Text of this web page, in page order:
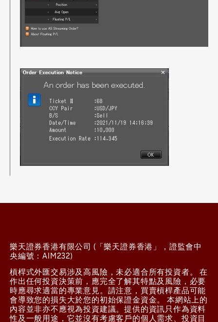
樂天證券香港有限公司 (「樂天證券香港」，證監會中
央編號：AIM232)
槓桿式外匯交易涉及高風險，未必適合所有投資者。 在
作出任何投資決策前，應完全了解其特點及風險，必要
時應尋求適當的專業意見。請注意，買賣槓桿產品可能
會導致您的損失大於您的初始保證金資金。 本網站上的
內容並非亦不應視為投資建議。提供的資訊只作為資料
性及一般用途，它並沒有考慮客戶的個人需求、投資目